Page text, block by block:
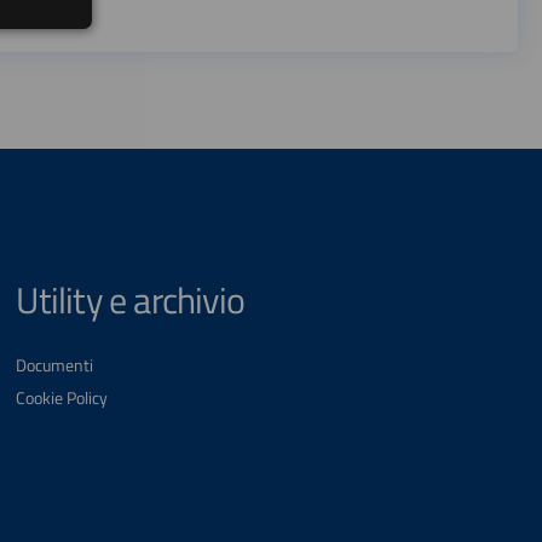
Utility e archivio
Documenti
Cookie Policy